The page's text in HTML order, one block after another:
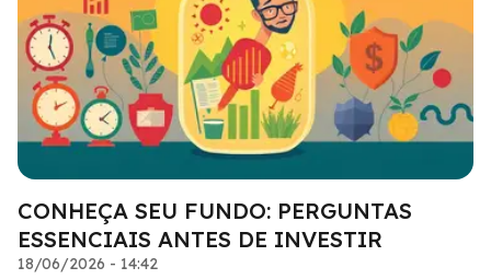
CONHEÇA SEU FUNDO: PERGUNTAS
ESSENCIAIS ANTES DE INVESTIR
18/06/2026 - 14:42